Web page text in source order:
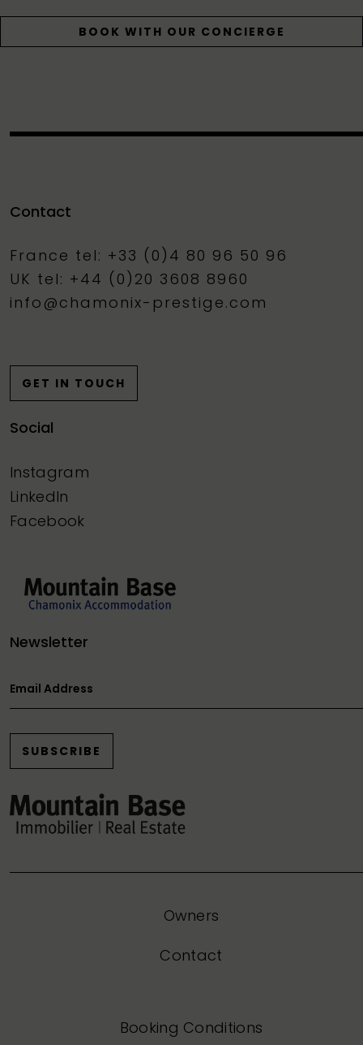
BOOK WITH OUR CONCIERGE
Contact
France tel: +33 (0)4 80 96 50 96
UK tel: +44 (0)20 3608 8960
info@chamonix-prestige.com
GET IN TOUCH
Social
Instagram
LinkedIn
Facebook
Newsletter
Email Address
SUBSCRIBE
Owners
Contact
Booking Conditions